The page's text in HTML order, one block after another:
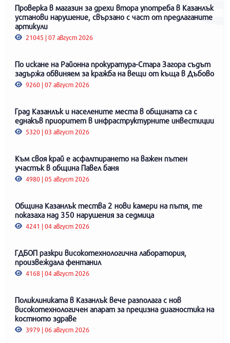
Проверка в магазин за дрехи втора употреба в Казанлък
установи нарушение, свързано с част от предлаганите
артикули
21045 | 07 август 2026
По искане на Районна прокуратура-Стара Загора съдът
задържа обвиняем за кражба на вещи от къща в Дъбово
9260 | 07 август 2026
Град Казанлък и населените места в общината са с
еднакъв приоритет в инфраструктурните инвестиции
5320 | 03 август 2026
Към своя край е асфалтирането на важен пътен
участък в община Павел баня
4980 | 05 август 2026
Община Казанлък тества 2 нови камери на пътя, те
показаха над 350 нарушения за седмица
4241 | 04 август 2026
ГДБОП разкри високотехнологична лаборатория,
произвеждала фентанил
4168 | 04 август 2026
Поликлиниката в Казанлък вече разполага с нов
високотехнологичен апарат за прецизна диагностика на
костното здраве
3979 | 06 август 2026